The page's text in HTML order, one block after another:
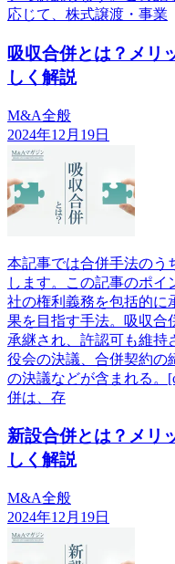
応じて、株式譲渡・事業
吸収合併とは？メリ
しく解説
M&A全般
2024年12月19日
本記事では合併手法のう
します。この記事のポ
社の権利義務を包括的に
果を目指す手法。吸収合
承継され、許認可も維持
役会の決議、合併契約の
の決議などが含まれる。
併は、存
新設合併とは？メリ
しく解説
M&A全般
2024年12月19日